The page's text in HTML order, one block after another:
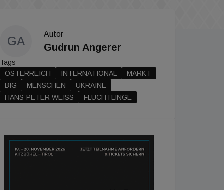
GA
Autor
Gudrun Angerer
Tags
ÖSTERREICH
INTERNATIONAL
MARKT
BIG
MENSCHEN
UKRAINE
HANS-PETER WEISS
FLÜCHTLINGE